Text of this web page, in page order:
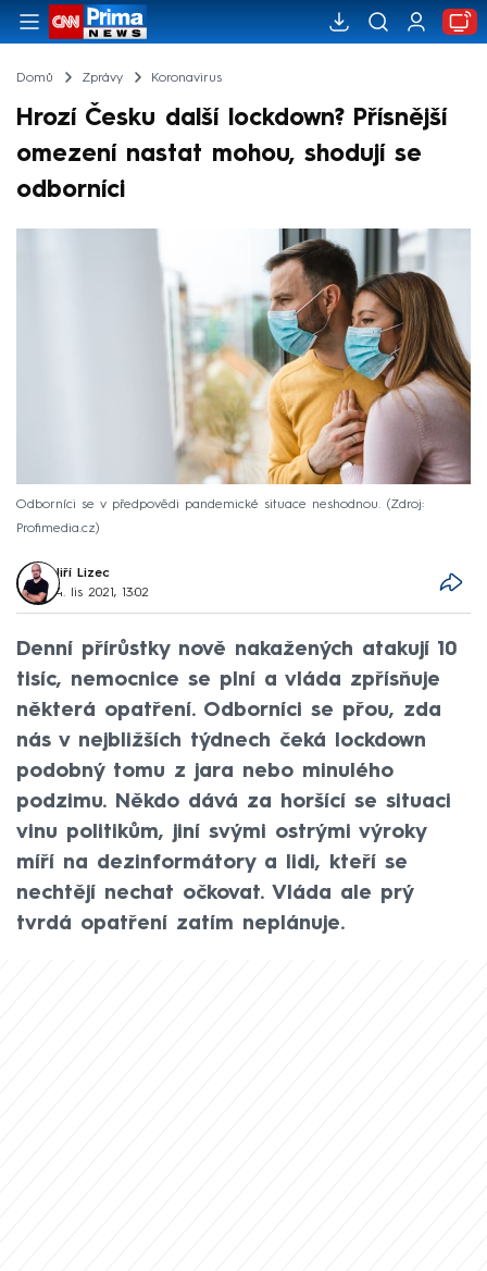
Domů Zprávy Koronavirus
Hrozí Česku další lockdown? Přísnější
omezení nastat mohou, shodují se
odborníci
Odborníci se v předpovědi pandemické situace neshodnou.
Zdroj:
Profimedia.cz
Jiří Lizec
4. lis 2021, 13:02
Denní přírůstky nově nakažených atakují 10
tisíc, nemocnice se plní a vláda zpřísňuje
některá opatření. Odborníci se přou, zda
nás v nejbližších týdnech čeká lockdown
podobný tomu z jara nebo minulého
podzimu. Někdo dává za horšící se situaci
vinu politikům, jiní svými ostrými výroky
míří na dezinformátory a lidi, kteří se
nechtějí nechat očkovat. Vláda ale prý
tvrdá opatření zatím neplánuje.